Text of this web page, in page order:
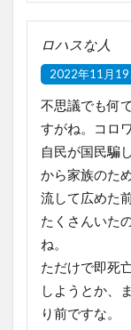
ロハスな人
2022年11月
不思議でも何
すがね。コロ
自民が国民騙
から家族のた
流して広めた
たくさんいた
ね
ただけで即死
しようとか、
り前で